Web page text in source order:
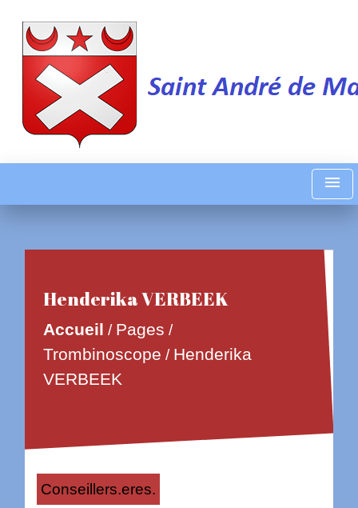
menu
Henderika VERBEEK
Accueil / Pages /
Trombinoscope / Henderika
VERBEEK
Conseillers.eres.